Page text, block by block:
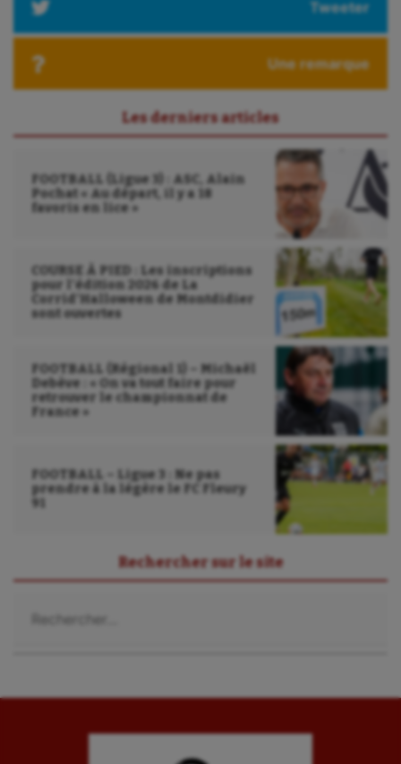
Tweeter
Une remarque
Les derniers articles
FOOTBALL (Ligue 3) : ASC, Alain
Pochat « Au départ, il y a 18
favoris en lice »
COURSE À PIED : Les inscriptions
pour l’édition 2026 de La
Corrid’Halloween de Montdidier
sont ouvertes
FOOTBALL (Régional 1) – Michaël
Debève : « On va tout faire pour
retrouver le championnat de
France »
FOOTBALL – Ligue 3 : Ne pas
prendre à la légère le FC Fleury
91
Rechercher sur le site